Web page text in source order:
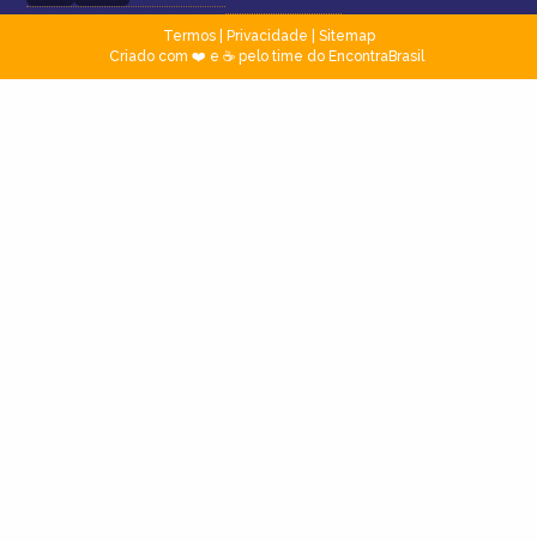
Termos| Privacidade
Sitemap
Criado com ❤️ e ☕ pelo time do EncontraBrasil